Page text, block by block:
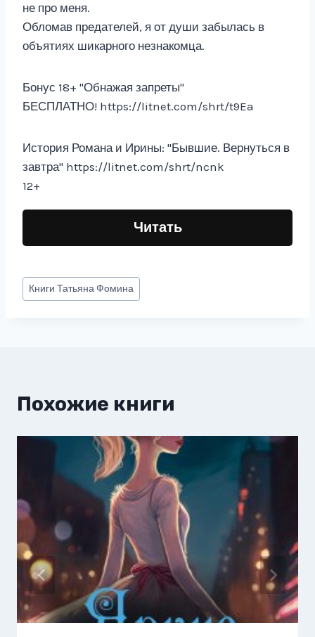
не про меня.
Обломав предателей, я от души забылась в
объятиях шикарного незнакомца.
Бонус 18+ "Обнажая запреты"
БЕСПЛАТНО! https://litnet.com/shrt/t9Ea
История Романа и Ирины: "Бывшие. Вернуться в
завтра" https://litnet.com/shrt/ncnk
12+
Читать
Метки
записи:
КнигиТатьяна Фомина
Похожие книги